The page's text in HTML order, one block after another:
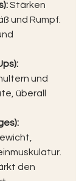
Stärken
und Rumpf.
und
überall
den